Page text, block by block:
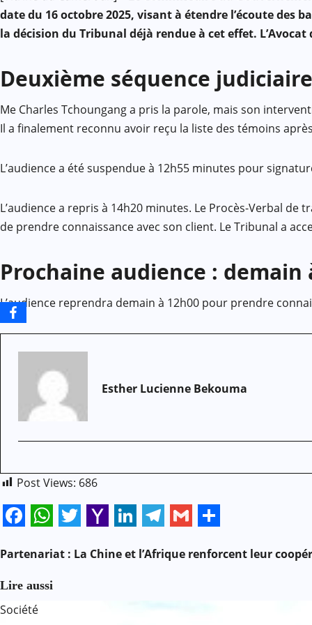
Mail
date du 16 octobre 2025, visant à étendre l’écoute des
la décision du Tribunal déjà rendue à cet effet.
Deuxième séquence
Me Charles Tchoungang a pris la parole, mais son
Il a finalement reconnu avoir reçu la liste des témoins
L’audience a été suspendue à 12h55 minutes pour
L’audience a repris à 14h20 minutes. Le Procès-Verbal
de prendre connaissance avec son client. Le Tribunal a
Prochaine audience : demain
L’audience reprendra demain à 12h00 pour prendre
Esther Lucienne Bekouma
Post Views: 686
Mail
N
a
v
Partenariat : La Chine et l’Afrique renforcent leur
Lire aussi
Société